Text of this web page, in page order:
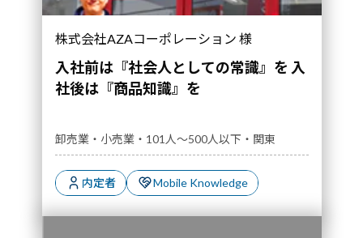
株式会社AZAコーポレーション 様
入社前は『社会人としての常識』を 入
社後は『商品知識』を
卸売業・小売業・101人～500人以下・関東
内定者 Mobile Knowledge